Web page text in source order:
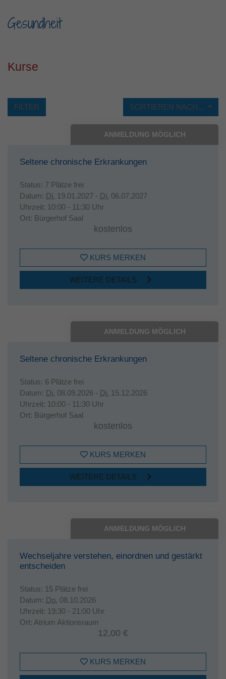
Gesundheit
Kurse
SORTIEREN NACH...
FILTER
ANMELDUNG MÖGLICH
Seltene chronische Erkrankungen
Status: 7 Plätze frei
Datum: Di. 19.01.2027 - Di. 06.07.2027
Uhrzeit: 10:00 - 11:30 Uhr
Ort: Bürgerhof Saal
kostenlos
KURS MERKEN
WEITERE DETAILS
ANMELDUNG MÖGLICH
Seltene chronische Erkrankungen
Status: 6 Plätze frei
Datum: Di. 08.09.2026 - Di. 15.12.2026
Uhrzeit: 10:00 - 11:30 Uhr
Ort: Bürgerhof Saal
kostenlos
KURS MERKEN
WEITERE DETAILS
ANMELDUNG MÖGLICH
Wechseljahre verstehen, einordnen und gestärkt
entscheiden
Status: 15 Plätze frei
Datum: Do. 08.10.2026
Uhrzeit: 19:30 - 21:00 Uhr
Ort: Atrium Aktionsraum
12,00 €
KURS MERKEN